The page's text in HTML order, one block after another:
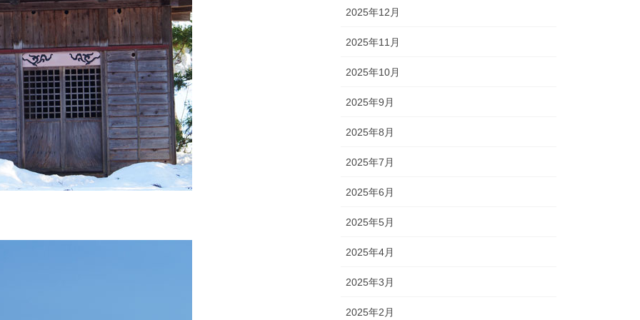
2025年12月
2025年11月
2025年10月
2025年9月
2025年8月
2025年7月
2025年6月
2025年5月
2025年4月
2025年3月
2025年2月